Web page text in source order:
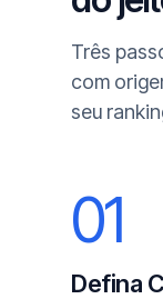
Três
com
seu
01
Defina